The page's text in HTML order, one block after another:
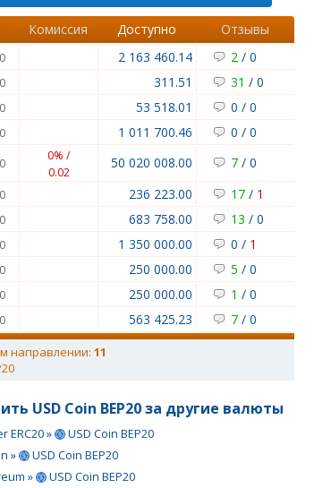
Комиссия Доступно
Отзывы
2 163 460.14 2 / 0
311.51 31 / 0
53 518.01 0 / 0
1 011 700.46 0 / 0
0% /
0.02
50 020 008.00 7 / 0
236 223.00 17 / 1
683 758.00 13 / 0
1 350 000.00 0 / 1
250 000.00 5 / 0
250 000.00 1 / 0
563 425.23 7 / 0
направлении: 11
USD Coin BEP20 за другие валюты
ERC20 »
USD Coin BEP20
»
USD Coin BEP20
»
USD Coin BEP20